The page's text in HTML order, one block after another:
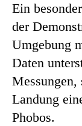
Ein
der
Umgebung
Daten
Messungen,
Landung
Phobos.